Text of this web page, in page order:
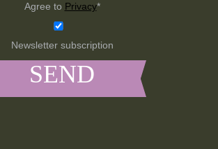
Agree to Privacy*
Newsletter subscription